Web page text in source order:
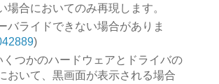
場合においてのみ再現します。
バライドできない場合がありま
)
くつかのハードウェアとドライバの
おいて、黒画面が表示される場合